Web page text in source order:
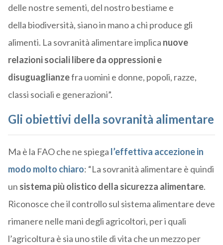
delle nostre sementi, del nostro bestiame e
della biodiversità, siano in mano a chi produce gli
alimenti. La sovranità alimentare implica nuove
relazioni sociali libere da oppressioni e
disuguaglianzefra uomini e donne, popoli, razze,
classi sociali e generazioni”.
Gli obiettivi della sovranità alimentare
Ma è la FAO che ne spiega l’effettiva accezione in
modo molto chiaro: “La sovranità alimentare è quindi
un sistema più olistico della sicurezza alimentare.
Riconosce che il controllo sul sistema alimentare deve
rimanere nelle mani degli agricoltori, per i quali
l’agricoltura è sia uno stile di vita che un mezzo per